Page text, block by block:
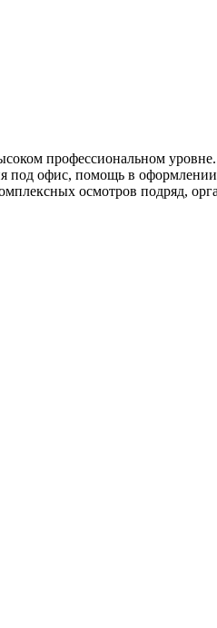
профессиональном
под офис, помощь в
осмотров подряд,